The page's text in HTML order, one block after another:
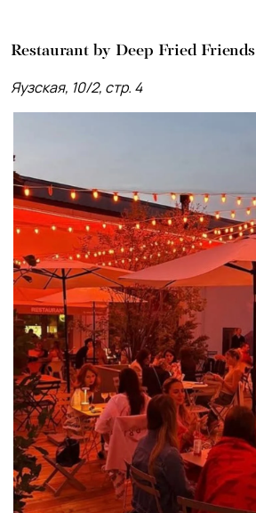
Restaurant by Deep Fried Friends
Яузская, 10/2, стр. 4